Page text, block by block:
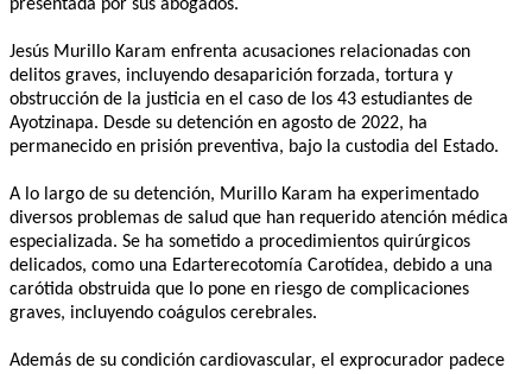
presentada por sus abogados.
Jesús Murillo Karam enfrenta acusaciones relacionadas con
delitos graves, incluyendo desaparición forzada, tortura y
obstrucción de la justicia en el caso de los 43 estudiantes de
Ayotzinapa. Desde su detención en agosto de 2022, ha
permanecido en prisión preventiva, bajo la custodia del Estado.
A lo largo de su detención, Murillo Karam ha experimentado
diversos problemas de salud que han requerido atención médica
especializada. Se ha sometido a procedimientos quirúrgicos
delicados, como una Edarterecotomía Carotídea, debido a una
carótida obstruida que lo pone en riesgo de complicaciones
graves, incluyendo coágulos cerebrales.
Además de su condición cardiovascular, el exprocurador padece